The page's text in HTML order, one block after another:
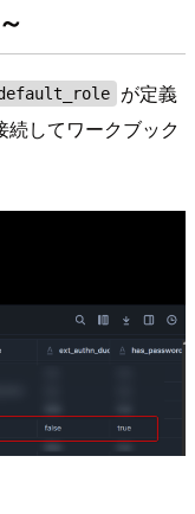
が定義
してワークブック